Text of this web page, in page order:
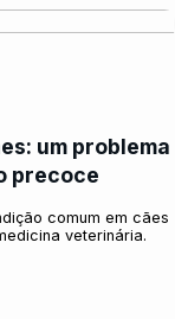
um problema
precoce
comum em cães
veterinária.